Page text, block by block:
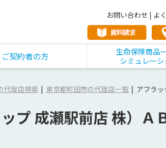
お問い合わせ | よ
ご契約者の方
生命保険商品
シミュレーシ
代理店検索 東京都町田市の代理店一覧 アフラ
プ 成瀬駅前店 株）Ａ